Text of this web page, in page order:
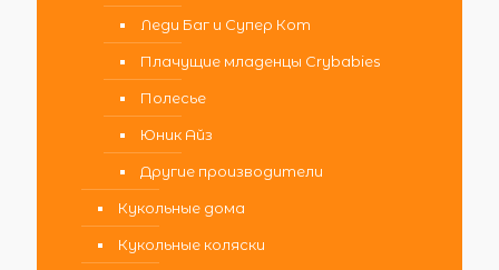
Леди Баг и Супер Кот
Плачущие младенцы Crybabies
Полесье
Юник Айз
Другие производители
Кукольные дома
Кукольные коляски